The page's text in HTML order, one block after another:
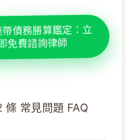
債務勝算鑑定：立
免費諮詢律師
條 常見問題 FAQ